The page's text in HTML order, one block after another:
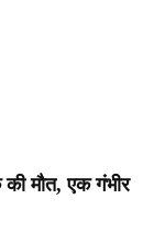
की मौत, एक गंभीर